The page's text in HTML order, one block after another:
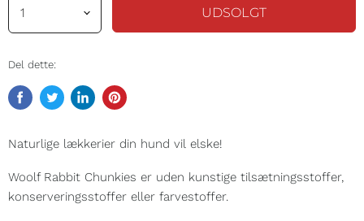
UDSOLGT
Del dette:
Del
Facebook
Tweet
Twitter
Del
LinkedIn
Pin
Pinterest
Naturlige lækkerier din hund vil elske!
Woolf Rabbit Chunkies er uden kunstige tilsætningsstoffer,
konserveringsstoffer eller farvestoffer.